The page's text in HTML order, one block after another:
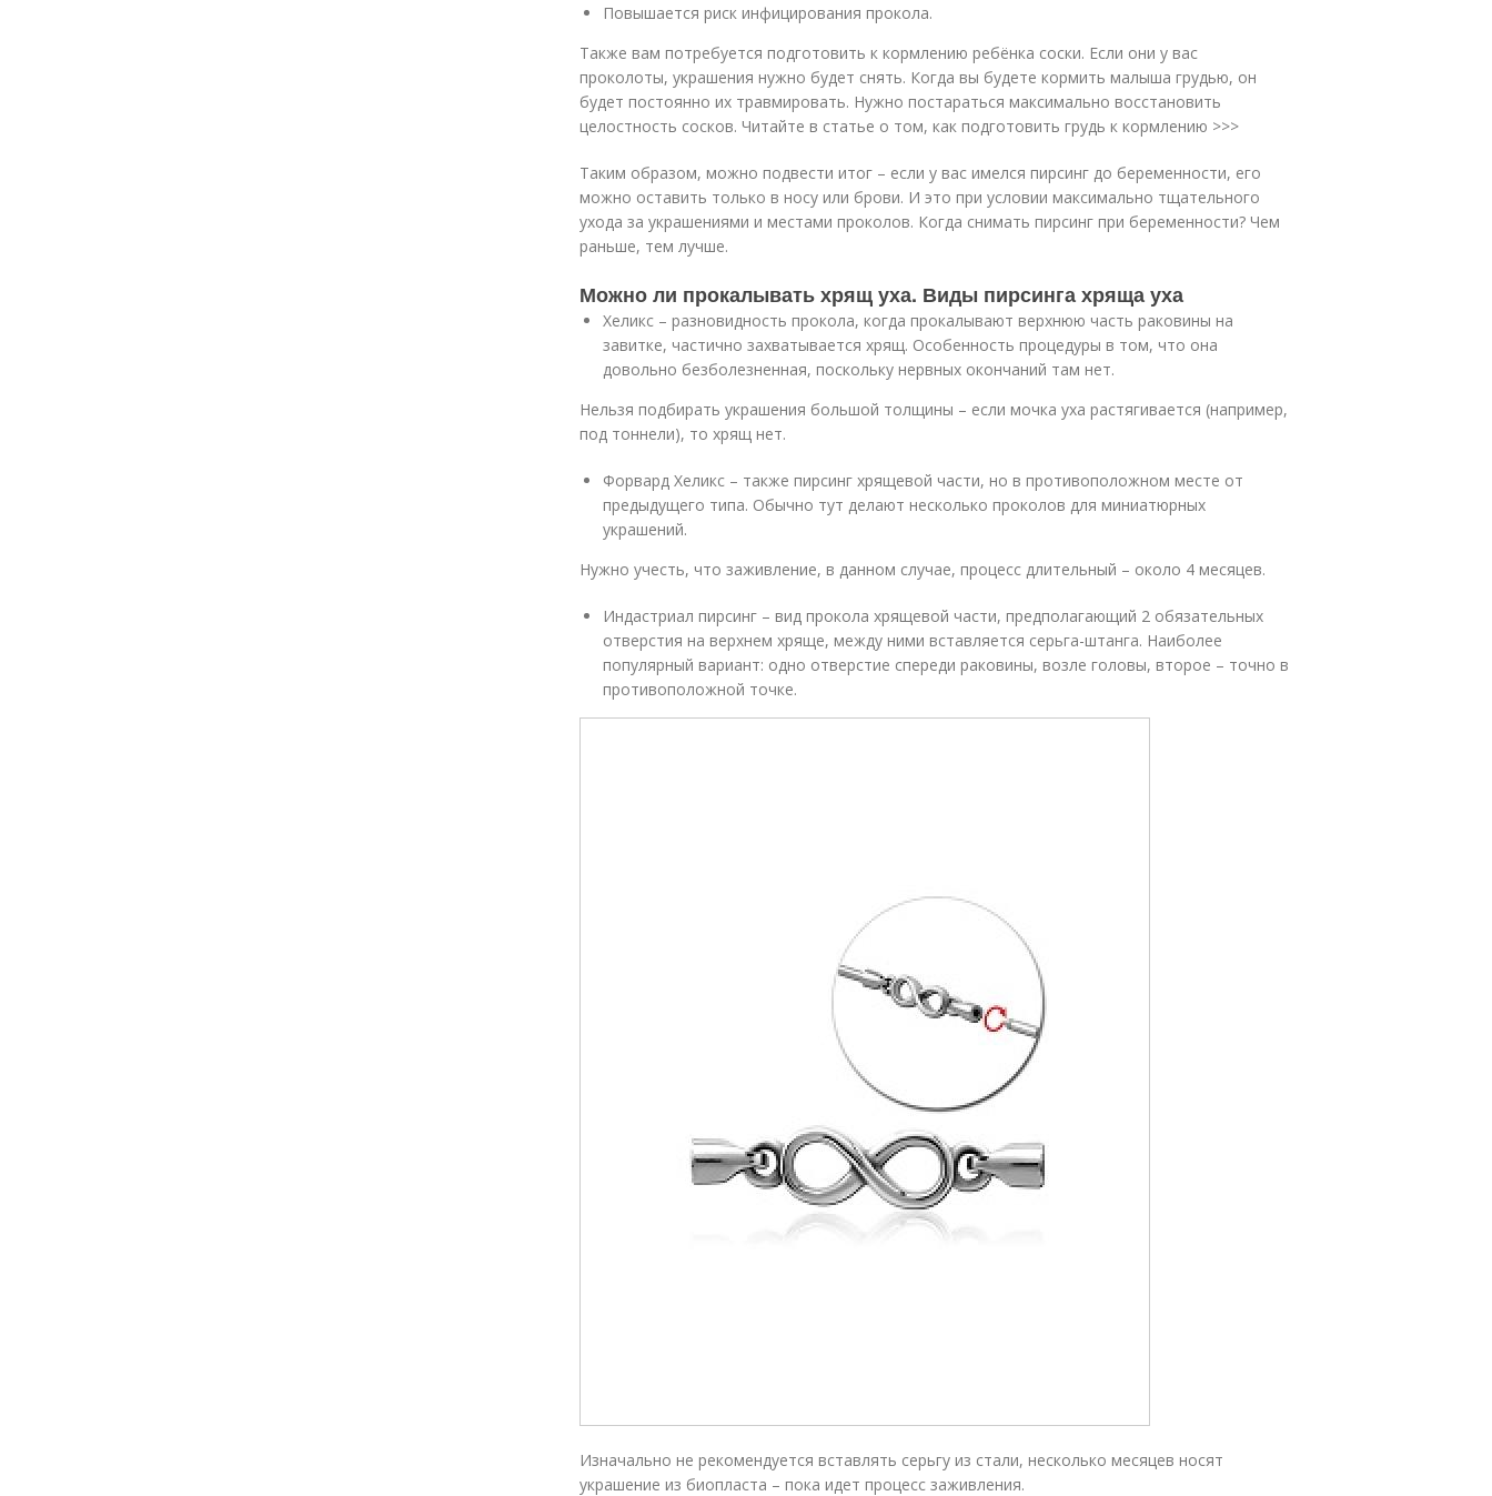
Повышается риск инфицирования прокола.
Также вам потребуется подготовить к кормлению ребёнка соски. Если они у вас
проколоты, украшения нужно будет снять. Когда вы будете кормить малыша грудью, он
будет постоянно их травмировать. Нужно постараться максимально восстановить
целостность сосков. Читайте в статье о том, как подготовить грудь к кормлению >>>
Таким образом, можно подвести итог – если у вас имелся пирсинг до беременности, его
можно оставить только в носу или брови. И это при условии максимально тщательного
ухода за украшениями и местами проколов. Когда снимать пирсинг при беременности? Чем
раньше, тем лучше.
Можно ли прокалывать хрящ уха. Виды пирсинга хряща уха
Хеликс – разновидность прокола, когда прокалывают верхнюю часть раковины на
завитке, частично захватывается хрящ. Особенность процедуры в том, что она
довольно безболезненная, поскольку нервных окончаний там нет.
Нельзя подбирать украшения большой толщины – если мочка уха растягивается (например,
под тоннели), то хрящ нет.
Форвард Хеликс – также пирсинг хрящевой части, но в противоположном месте от
предыдущего типа. Обычно тут делают несколько проколов для миниатюрных
украшений.
Нужно учесть, что заживление, в данном случае, процесс длительный – около 4 месяцев.
Индастриал пирсинг – вид прокола хрящевой части, предполагающий 2 обязательных
отверстия на верхнем хряще, между ними вставляется серьга-штанга. Наиболее
популярный вариант: одно отверстие спереди раковины, возле головы, второе – точно в
противоположной точке.
Изначально не рекомендуется вставлять серьгу из стали, несколько месяцев носят
украшение из биопласта – пока идет процесс заживления.